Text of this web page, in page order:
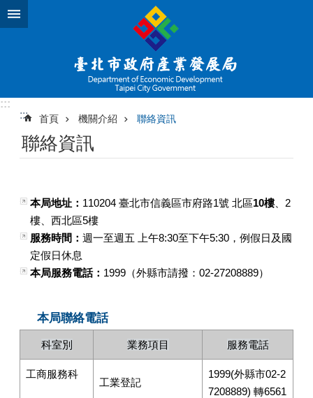
跳到主要內容區塊
:::
:::
首頁 機關介紹 聯絡資訊
聯絡資訊
本局地址： 110204 臺北市信義區市府路1號 北區10樓、2
樓、西北區5樓
服務時間： 週一至週五 上午8:30至下午5:30，例假日及國
定假日休息
本局服務電話： 1999（外縣市請撥：02-27208889）
本局聯絡電話
科室別 業務項目 服務電話
工商服務科
工業登記
1999(外縣市02-2
7208889) 轉6561